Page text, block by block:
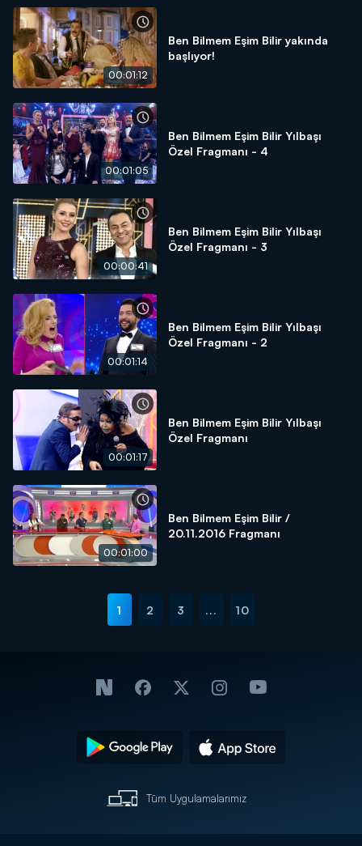
00:01:12
Ben Bilmem Eşim Bilir yakında
başlıyor!
00:01:05
Ben Bilmem Eşim Bilir Yılbaşı
Özel Fragmanı - 4
00:00:41
Ben Bilmem Eşim Bilir Yılbaşı
Özel Fragmanı - 3
00:01:14
Ben Bilmem Eşim Bilir Yılbaşı
Özel Fragmanı - 2
00:01:17
Ben Bilmem Eşim Bilir Yılbaşı
Özel Fragmanı
00:01:00
Ben Bilmem Eşim Bilir /
20.11.2016 Fragmanı
1 2 3 ... 10
Tüm Uygulamalarımız